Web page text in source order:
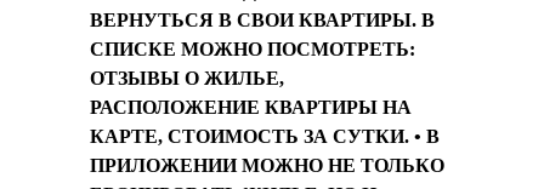
ВЕРНУТЬСЯ В СВОИ КВАРТИРЫ. В
СПИСКЕ МОЖНО ПОСМОТРЕТЬ:
ОТЗЫВЫ О ЖИЛЬЕ,
РАСПОЛОЖЕНИЕ КВАРТИРЫ НА
КАРТЕ, СТОИМОСТЬ ЗА СУТКИ. • В
ПРИЛОЖЕНИИ МОЖНО НЕ ТОЛЬКО